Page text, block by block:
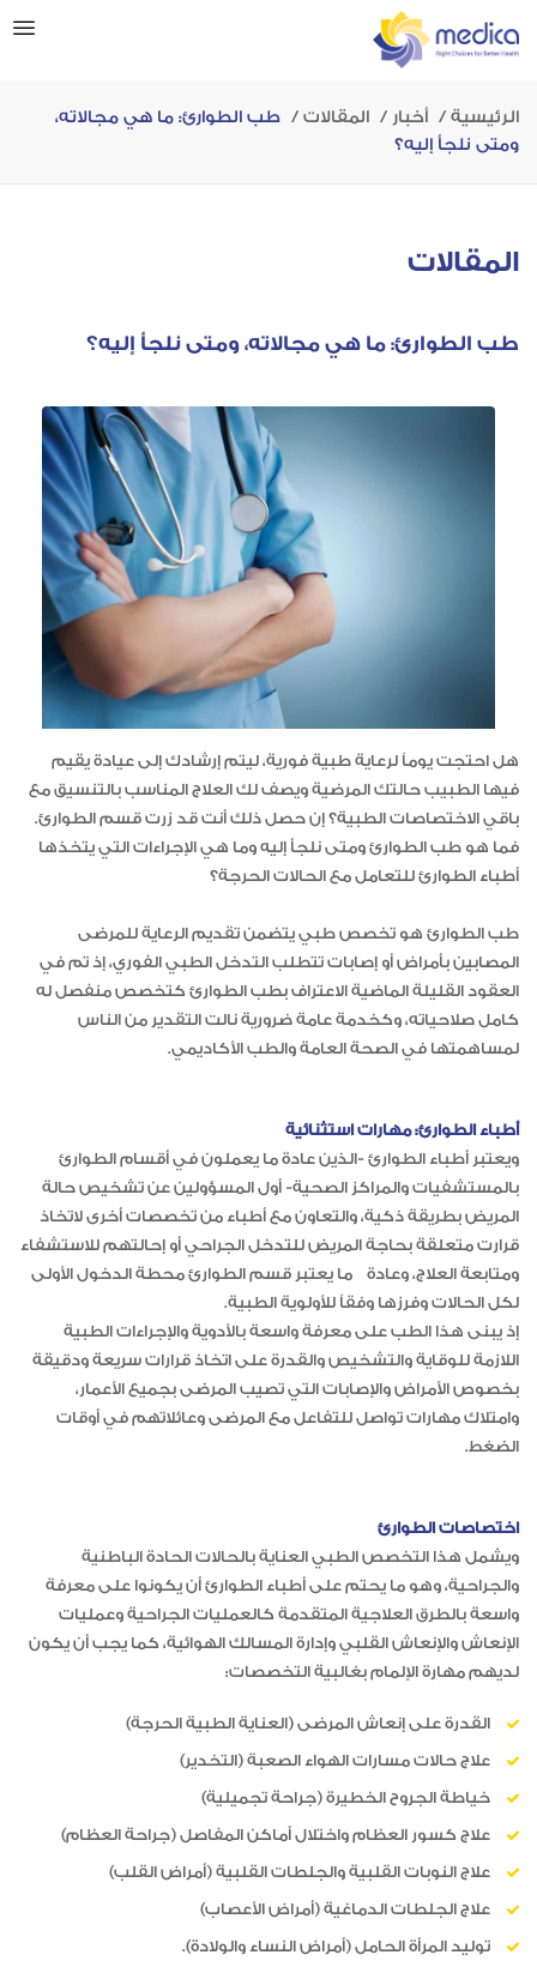
الرئيسية أخبار المقالات
طب الطوارئ: ما هي مجالاته،
ومتى نلجأ إليه؟
المقالات
طب الطوارئ: ما هي مجالاته، ومتى نلجأ إليه؟
هل احتجت يوماً لرعاية طبية فورية، ليتم إرشادك إلى عيادة يقيم
فيها الطبيب حالتك المرضية ويصف لك العلاج المناسب بالتنسيق مع
باقي الاختصاصات الطبية؟ إن حصل ذلك أنت قد زرت قسم الطوارئ.
فما هو طب الطوارئ ومتى نلجأ إليه وما هي الإجراءات التي يتخذها
أطباء الطوارئ للتعامل مع الحالات الحرجة؟
طب الطوارئ هو تخصص طبي يتضمن تقديم الرعاية للمرضى
المصابين بأمراض أو إصابات تتطلب التدخل الطبي الفوري، إذ تم في
العقود القليلة الماضية الاعتراف بطب الطوارئ كتخصص منفصل له
كامل صلاحياته، وكخدمة عامة ضرورية نالت التقدير من الناس
لمساهمتها في الصحة العامة والطب الأكاديمي.
أطباء الطوارئ: مهارات استثنائية
ويعتبر أطباء الطوارئ -الذين عادة ما يعملون في أقسام الطوارئ
بالمستشفيات والمراكز الصحية- أول المسؤولين عن تشخيص حالة
المريض بطريقة ذكية، والتعاون مع أطباء من تخصصات أخرى لاتخاذ
قرارت متعلقة بحاجة المريض للتدخل الجراحي أو إحالتهم للاستشفاء
ومتابعة العلاج، وعادة ما يعتبر قسم الطوارئ محطة الدخول الأولى
لكل الحالات وفرزها وفقاً للأولوية الطبية.
إذ يبنى هذا الطب على معرفة واسعة بالأدوية والإجراءات الطبية
اللازمة للوقاية والتشخيص والقدرة على اتخاذ قرارات سريعة ودقيقة
بخصوص الأمراض والإصابات التي تصيب المرضى بجميع الأعمار،
وامتلاك مهارات تواصل للتفاعل مع المرضى وعائلاتهم في أوقات
الضغط.
اختصاصات الطوارئ
ويشمل هذا التخصص الطبي العناية بالحالات الحادة الباطنية
والجراحية، وهو ما يحتم على أطباء الطوارئ أن يكونوا على معرفة
واسعة بالطرق العلاجية المتقدمة كالعمليات الجراحية وعمليات
الإنعاش والإنعاش القلبي وإدارة المسالك الهوائية، كما يجب أن يكون
لديهم مهارة الإلمام بغالبية التخصصات:
القدرة على إنعاش المرضى (العناية الطبية الحرجة)
علاج حالات مسارات الهواء الصعبة (التخدير)
خياطة الجروح الخطيرة (جراحة تجميلية)
علاج كسور العظام واختلال أماكن المفاصل (جراحة العظام)
علاج النوبات القلبية والجلطات القلبية (أمراض القلب)
علاج الجلطات الدماغية (أمراض الأعصاب)
توليد المرأة الحامل (أمراض النساء والولادة).